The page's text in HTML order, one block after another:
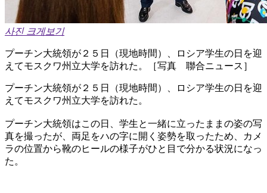
사진 크게보기
プーチン大統領が２５日（現地時間）、ロシア学生の日を迎
えてモスクワ州立大学を訪れた。［写真 聯合ニュース］
プーチン大統領が２５日（現地時間）、ロシア学生の日を迎
えてモスクワ州立大学を訪れた。
プーチン大統領はこの日、学生と一緒に立ったままの姿の写
真を撮ったが、両足をハの字に開く姿勢を取ったため、カメ
ラの位置から靴のヒールの様子がひと目で分かる状況になっ
た。